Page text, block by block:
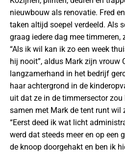
nieuwbouw als renovatie. Fred
taken altijd soepel verdeeld. Als
graag iedere dag mee timmeren,
“Als ik wil kan ik zo een week
hij nooit”, aldus Mark zijn vrouw
langzamerhand in het bedrijf
haar achtergrond in de
uit dat ze in de timmersector
samen met Mark de tent runt wil
“Eerst deed ik wat licht
werd dat steeds meer en op een
de knoop doorgehakt en ben ik